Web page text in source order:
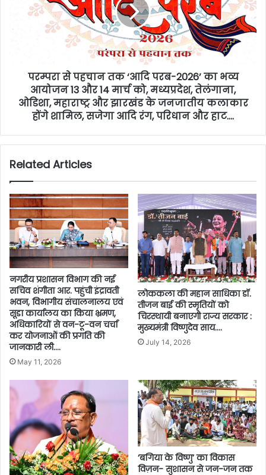
परम्परा से पहचान तक ‘आदि परब-2026’ का भव्य
आयोजन 13 और 14 मार्च को, मध्यप्रदेश, तेलंगाना,
ओडिशा, महाराष्ट्र और झारखंड के जनजातीय कलाकार
होंगे शामिल, सजेगा आदि रंग, परिधान और हाट….
Related Articles
नगरीय प्रशासन विभाग की नई
सचिव शंगीता आर. पहुंची इंद्रावती
भवन, विभागीय संचालनालय एवं
सूडा कार्यालय का किया भ्रमण,
अधिकारियों से वन-टू-वन चर्चा
कर योजनाओं की प्रगति की
जानकारी ली….
May 11, 2026
लोककला की महान साधिका डॉ.
तीजन बाई की स्मृतियों को
चिरस्थायी बनाएगी राज्य सरकार :
मुख्यमंत्री विष्णुदेव साय….
July 14, 2026
‘बगिया के विष्णु’ का विकास
विज़न- सुशासन से जन-जन तक